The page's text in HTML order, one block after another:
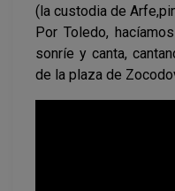
(la custodia de
Por Toledo,
sonríe y canta,
de la plaza de